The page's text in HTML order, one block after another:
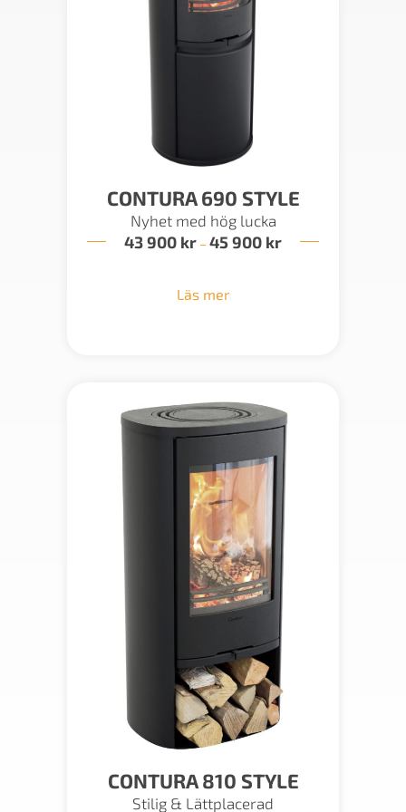
CONTURA 690 STYLE
Nyhet med hög lucka
43 900 kr – 45 900 krPrisintervall:
Läs mer
CONTURA 810 STYLE
Stilig & Lättplacerad